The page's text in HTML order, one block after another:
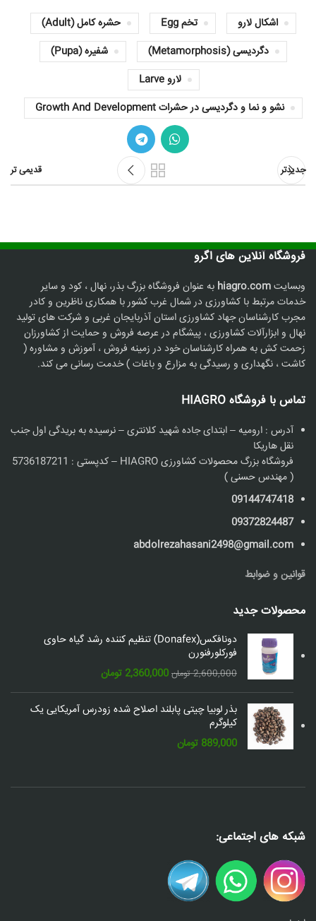
اشکال لارو تخم Egg
حشره کامل (Adult)
دگردیسی (Metamorphosis)
شفیره (Pupa)
لارو Larve
نشو و نما و دگردیسی در حشرات Growth And Development
جدیدتر قدیمی تر
فروشگاه آنلاین های اگرو
وبسایتhiagro.com به عنوان فروشگاه بزرگ بذر، نهال ، کود و سایر
خدمات مرتبط با کشاورزی در شمال غرب کشور با همکاری ناظرین و کادر
مجرب کارشناسان جهاد کشاورزی استان آذربایجان غربی و شرکت های تولید
نهال و ابزارآلات کشاورزی ، پیشگام در عرصه فروش و حمایت از کشاورزان
زحمت کش به همراه کارشناسان خود در زمینه فروش ، آموزش و مشاوره (
کاشت ، نگهداری و رسیدگی به مزارع و باغات ) خدمت رسانی می کند.
تماس با فروشگاه HIAGRO
آدرس : ارومیه – ابتدای جاده شهید کلانتری – نرسیده به بریدگی اول جنب
نقل هاریکا
فروشگاه بزرگ محصولات کشاورزی HIAGRO – کدپستی : 5736187211
( مهندس حسنی )
09144747418
09372824487
abdolrezahasani2498@gmail.com
قوانین و ضوابط
محصولات جدید
دونافکس(Donafex) تنظیم کننده رشد گیاه حاوی
فورکلورفنورن
2,600,000 تومان قیمت
اصلی:
2,600,000 تومان
2,360,000 تومانقیمت
فعلی:
2,360,000 تومان.
بذر لوبیا چیتی پابلند اصلاح شده زودرس آمریکایی یک
کیلوگرم
889,000 تومان
شبکه های اجتماعی: